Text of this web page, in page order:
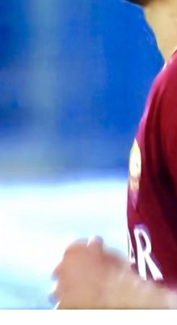
mirino: intesa con il